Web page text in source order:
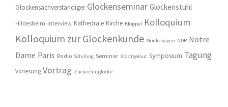
Glockensachverständiger Glockenseminar Glockenstuhl
Hildesheim Interview Kathedrale Kirche Klöppel Kolloquium
Kolloquium zur Glockenkunde Monkehagen NDR Notre
Dame Paris Radio Schilling Seminar Stadtgeläut Symposium Tagung
Vorlesung Vortrag Zuckerhutglocke